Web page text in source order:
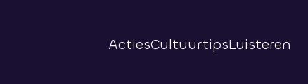
ActiesCultuurtipsLuisteren